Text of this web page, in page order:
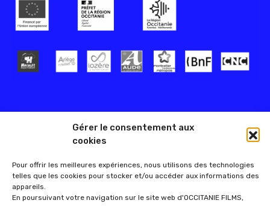
Gérer le consentement aux
cookies
Pour offrir les meilleures expériences, nous utilisons des technologies
telles que les cookies pour stocker et/ou accéder aux informations des
appareils.
En poursuivant votre navigation sur le site web d'OCCITANIE FILMS,